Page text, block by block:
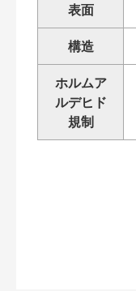
表面
構造
ホルムア
ルデヒド
規制